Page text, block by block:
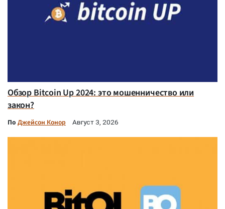
Обзор Bitcoin Up 2024: это мошенничество или
закон?
По Джейсон Конор Август 3, 2026